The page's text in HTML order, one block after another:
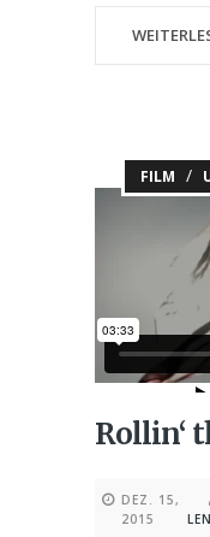
FILM /
Rollin‘
DEZ. 15,
2015